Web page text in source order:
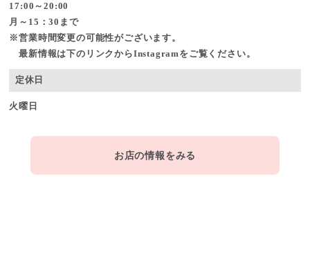
17:00～20:00
月～15：30まで
※営業時間変更の可能性がございます。
最新情報は下のリンクからInstagramをご覧ください。
定休日
火曜日
お店の情報をみる